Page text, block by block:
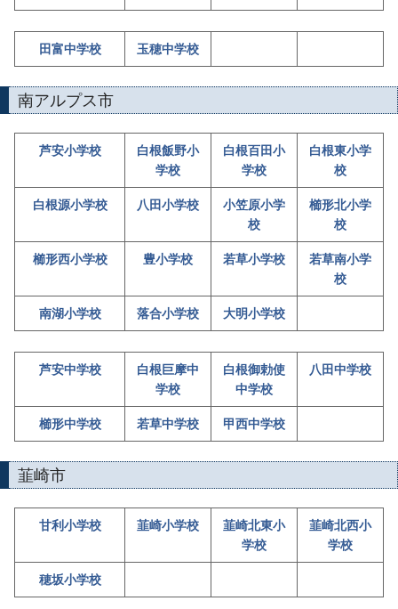
田富中学校 玉穂中学校
南アルプス市
芦安小学校
白根飯野小
学校
白根百田小
学校
白根東小学
校
白根源小学校 八田小学校
小笠原小学
校
櫛形北小学
校
櫛形西小学校 豊小学校 若草小学校
若草南小学
校
南湖小学校 落合小学校 大明小学校
芦安中学校
白根巨摩中
学校
白根御勅使
中学校
八田中学校
櫛形中学校 若草中学校 甲西中学校
韮崎市
甘利小学校 韮崎小学校
韮崎北東小
学校
韮崎北西小
学校
穂坂小学校